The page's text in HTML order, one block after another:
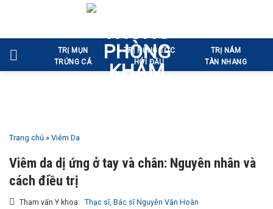
nội
dung
TRỊ MỤN
TRỨNG CÁ
TRỊ RỤNG TÓC
HÓI ĐẦU
TRỊ NÁM
TÀN NHANG
Trang chủ » Viêm Da
Viêm da dị ứng ở tay và chân: Nguyên nhân và
cách điều trị
Tham vấn Y khoa: Thạc sĩ, Bác sĩ Nguyễn Văn Hoàn